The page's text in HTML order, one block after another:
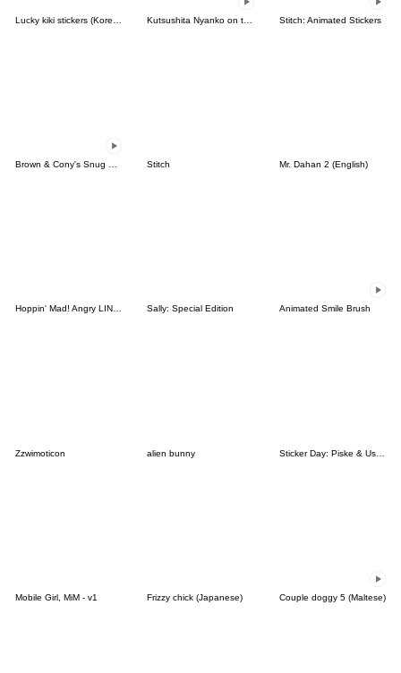
Stitch: Animated Stickers
Stitch Mr. Dahan 2 (English)
Hoppin' Mad! Angry LINE Characters Sally: Special Edition Animated Smile Brush
Zzwimoticon alien bunny Sticker Day: Piske & Usagi
Mobile Girl, MiM - v1 Frizzy chick (Japanese) Couple doggy 5 (Maltese)